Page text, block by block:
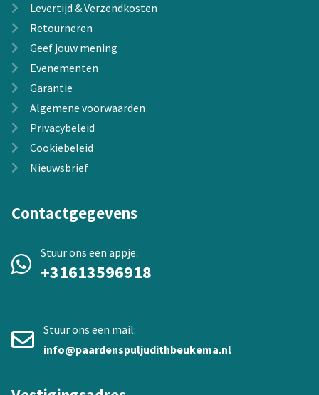
Levertijd & Verzendkosten
Retourneren
Geef jouw mening
Evenementen
Garantie
Algemene voorwaarden
Privacybeleid
Cookiebeleid
Nieuwsbrief
Contactgegevens
Stuur ons een appje:
+31613596918
Stuur ons een mail:
info@paardenspuljudithbeukema.nl